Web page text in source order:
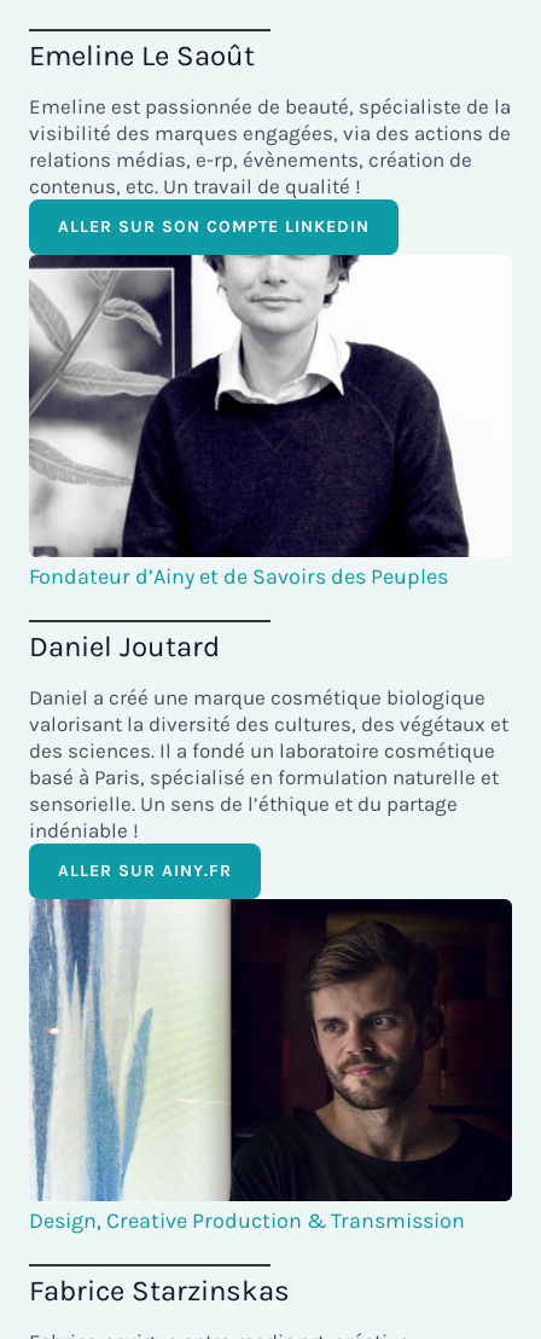
Emeline Le Saoût
Emeline est passionnée de beauté, spécialiste de la
visibilité des marques engagées, via des actions de
relations médias, e-rp, évènements, création de
contenus, etc. Un travail de qualité !
ALLER SUR SON COMPTE LINKEDIN
Fondateur d’Ainy et de Savoirs des Peuples
Daniel Joutard
Daniel a créé une marque cosmétique biologique
valorisant la diversité des cultures, des végétaux et
des sciences. Il a fondé un laboratoire cosmétique
basé à Paris, spécialisé en formulation naturelle et
sensorielle. Un sens de l’éthique et du partage
indéniable !
ALLER SUR AINY.FR
Design, Creative Production & Transmission
Fabrice Starzinskas